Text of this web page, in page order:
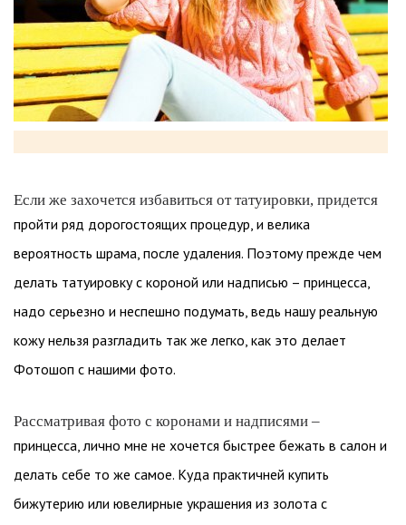
Если же захочется избавиться от татуировки, придется
пройти ряд дорогостоящих процедур, и велика
вероятность шрама, после удаления. Поэтому прежде чем
делать татуировку с короной или надписью – принцесса,
надо серьезно и неспешно подумать, ведь нашу реальную
кожу нельзя разгладить так же легко, как это делает
Фотошоп с нашими фото.
Рассматривая фото с коронами и надписями –
принцесса, лично мне не хочется быстрее бежать в салон и
делать себе то же самое. Куда практичней купить
бижутерию или ювелирные украшения из золота с